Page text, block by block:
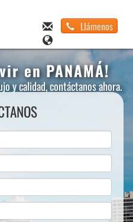
Llámenos
en PANAMÁ!
y calidad, contáctanos ahora.